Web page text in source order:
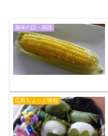
趣味の話・雑談
広島ちょっと情報